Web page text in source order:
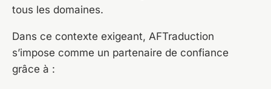
tous les domaines.
Dans ce contexte exigeant, AFTraduction
s’impose comme un partenaire de confiance
grâce à :